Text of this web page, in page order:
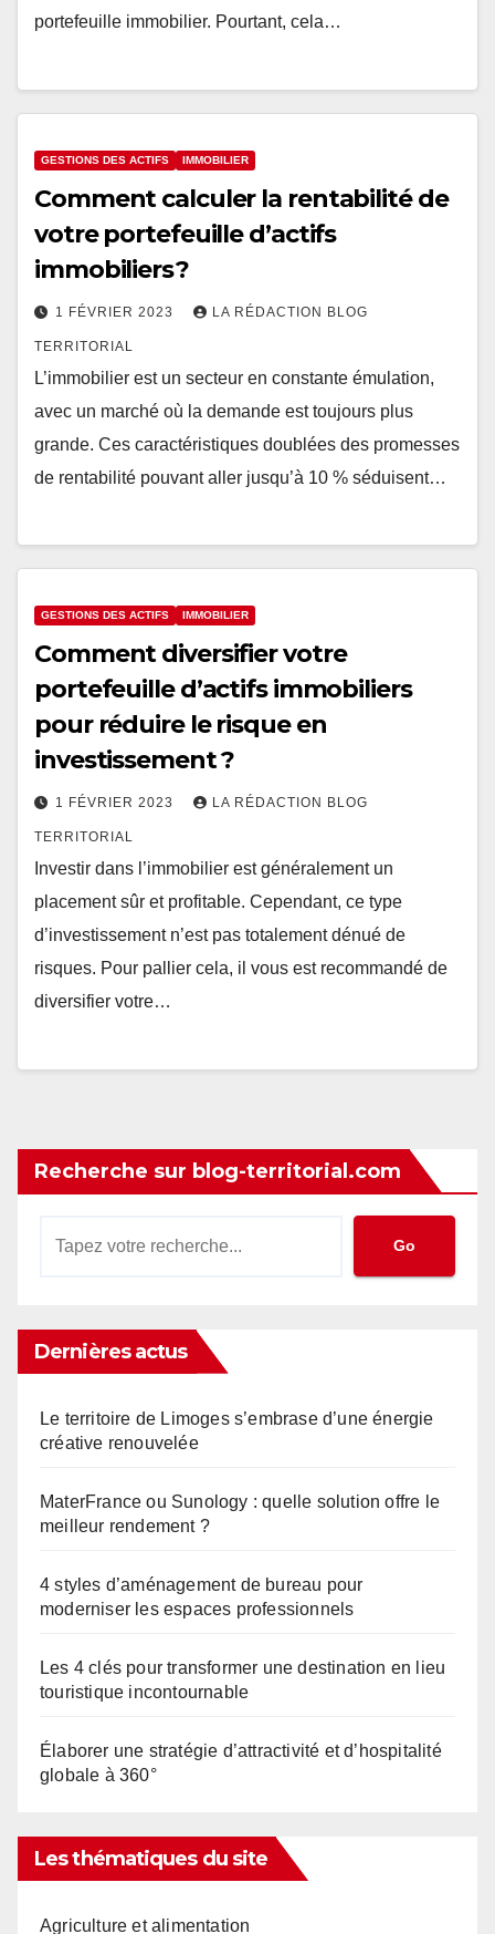
portefeuille immobilier. Pourtant, cela…
GESTIONS DES ACTIFS IMMOBILIER
Comment calculer la rentabilité de
votre portefeuille d’actifs
immobiliers ?
1 FÉVRIER 2023 LA RÉDACTION BLOG
TERRITORIAL
L’immobilier est un secteur en constante émulation,
avec un marché où la demande est toujours plus
grande. Ces caractéristiques doublées des promesses
de rentabilité pouvant aller jusqu’à 10 % séduisent…
GESTIONS DES ACTIFS IMMOBILIER
Comment diversifier votre
portefeuille d’actifs immobiliers
pour réduire le risque en
investissement ?
1 FÉVRIER 2023 LA RÉDACTION BLOG
TERRITORIAL
Investir dans l’immobilier est généralement un
placement sûr et profitable. Cependant, ce type
d’investissement n’est pas totalement dénué de
risques. Pour pallier cela, il vous est recommandé de
diversifier votre…
Recherche sur blog-territorial.com
Go
Dernières actus
Le territoire de Limoges s’embrase d’une énergie
créative renouvelée
MaterFrance ou Sunology : quelle solution offre le
meilleur rendement ?
4 styles d’aménagement de bureau pour
moderniser les espaces professionnels
Les 4 clés pour transformer une destination en lieu
touristique incontournable
Élaborer une stratégie d’attractivité et d’hospitalité
globale à 360°
Les thématiques du site
Agriculture et alimentation